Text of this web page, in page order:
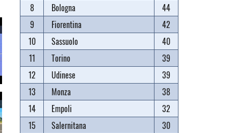
8
Bologna
44
9
Fiorentina
42
10
Sassuolo
40
11
Torino
39
12
Udinese
39
13
Monza
38
14
Empoli
32
15
Salernitana
30